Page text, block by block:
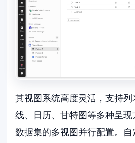
其视图系统高度灵活，支持
线、日历、甘特图等多种呈
数据集的多视图并行配置。